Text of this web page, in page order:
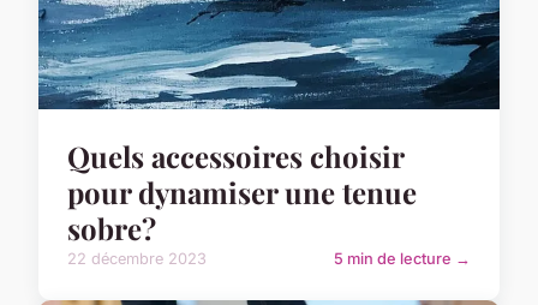
Quels accessoires choisir
pour dynamiser une tenue
sobre?
22 décembre 2023 5 min de lecture →